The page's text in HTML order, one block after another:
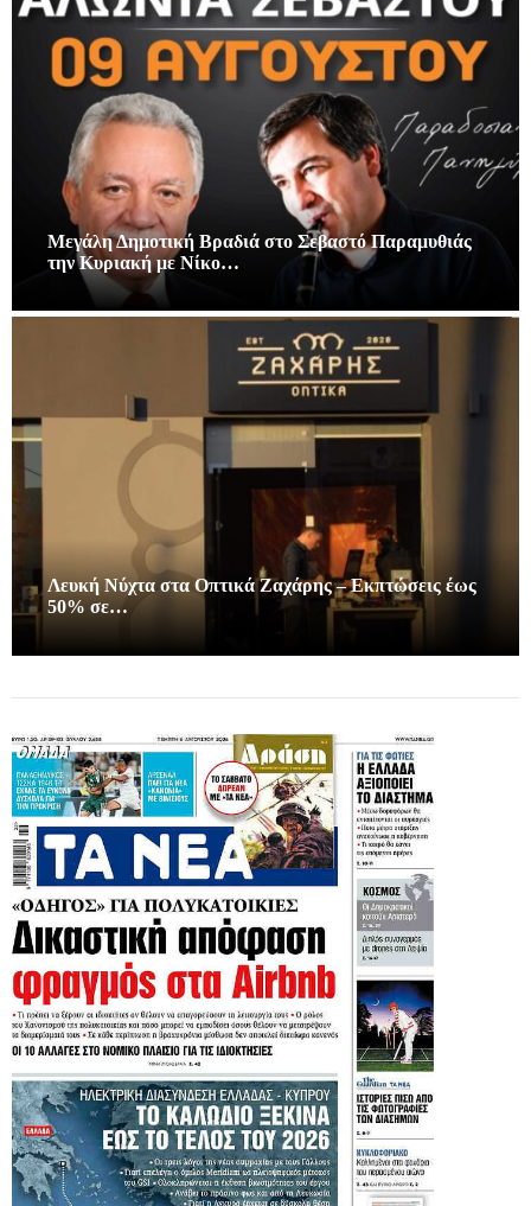
Μεγάλη Δημοτική Βραδιά στο Σεβαστό Παραμυθιάς
την Κυριακή με Νίκο…
Λευκή Νύχτα στα Οπτικά Ζαχάρης – Εκπτώσεις έως
50% σε…